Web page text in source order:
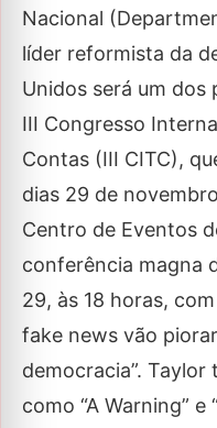
Nacional
líder reformista da
Unidos será um dos
III Congresso
Contas (III CITC),
dias 29 de
Centro de Eventos
conferência magna
29, às 18 horas,
fake news vão
democracia”.
como “A Warning” e